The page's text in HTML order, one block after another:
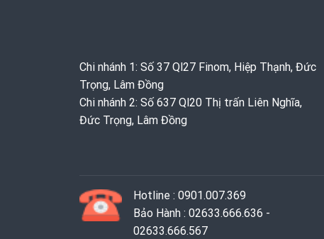
Chi nhánh 1: Số 37 Ql27 Finom, Hiệp Thạnh, Đức
Trọng, Lâm Đồng
Chi nhánh 2: Số 637 Ql20 Thị trấn Liên Nghĩa,
Đức Trọng, Lâm Đồng
Hotline : 0901.007.369
Bảo Hành : 02633.666.636 -
02633.666.567